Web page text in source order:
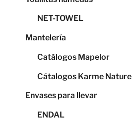
NET-TOWEL
Mantelería
Catálogos Mapelor
Cátalogos Karme Nature
Envases para llevar
ENDAL